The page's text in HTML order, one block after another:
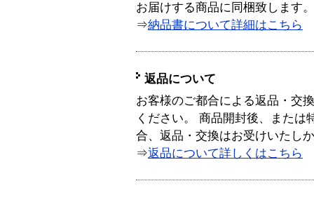
お届けする商品に同梱致します。
⇒納品書について詳細はこちら
返品について
お客様のご都合による返品・交
ください。 商品開封後、または
合、返品・交換はお受けいたし
⇒返品について詳しくはこちら